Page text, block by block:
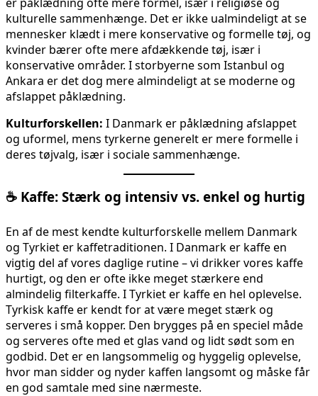
kulturelle sammenhænge. Det er ikke ualmindeligt at se
mennesker klædt i mere konservative og formelle tøj, og
kvinder bærer ofte mere afdækkende tøj, især i
konservative områder. I storbyerne som Istanbul og
Ankara er det dog mere almindeligt at se moderne og
afslappet påklædning.
Kulturforskellen: I Danmark er påklædning afslappet
og uformel, mens tyrkerne generelt er mere formelle i
deres tøjvalg, især i sociale sammenhænge.
☕ Kaffe: Stærk og intensiv vs. enkel og hurtig
En af de mest kendte kulturforskelle mellem Danmark
og Tyrkiet er kaffetraditionen. I Danmark er kaffe en
vigtig del af vores daglige rutine – vi drikker vores kaffe
hurtigt, og den er ofte ikke meget stærkere end
almindelig filterkaffe. I Tyrkiet er kaffe en hel oplevelse.
Tyrkisk kaffe er kendt for at være meget stærk og
serveres i små kopper. Den brygges på en speciel måde
og serveres ofte med et glas vand og lidt sødt som en
godbid. Det er en langsommelig og hyggelig oplevelse,
hvor man sidder og nyder kaffen langsomt og måske får
en god samtale med sine nærmeste.